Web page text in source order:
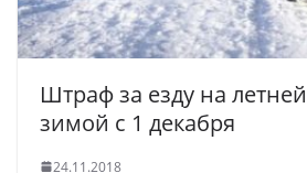
Штраф за езду на
зимой с 1 декабря
24.11.2018